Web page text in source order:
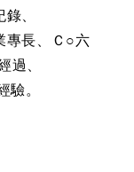
、
專長、Ｃ○六
過、
驗。